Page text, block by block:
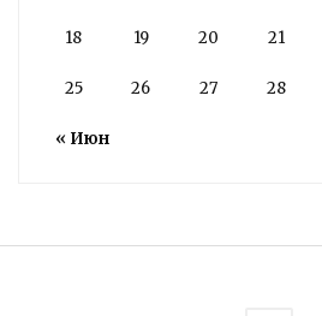
« Июн
18 19 20 21
25 26 27 28